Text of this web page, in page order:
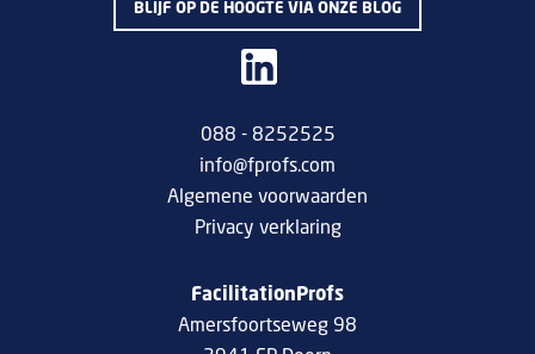
BLIJF OP DE HOOGTE VIA ONZE BLOG
088 - 8252525
info@fprofs.com
Algemene voorwaarden
Privacy verklaring
FacilitationProfs
Amersfoortseweg 98